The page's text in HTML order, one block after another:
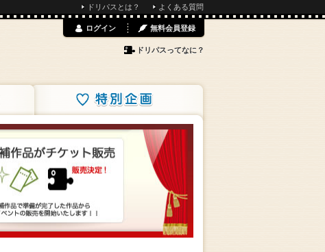
ドリパスとは？ よくある質問
特別企画
ログイン 無料会員登録
ドリパスってなに？